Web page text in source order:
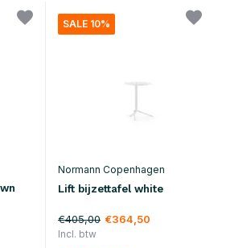
SALE 10%
Normann Copenhagen
Lift bijzettafel white
€405,00 €364,50
Incl. btw